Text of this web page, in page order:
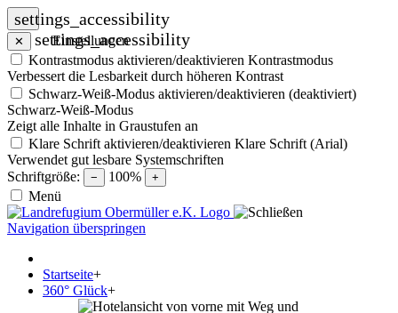
settings_accessibility
✕ settings_accessibility
Einstellungen
Kontrastmodus aktivieren/deaktivieren Kontrastmodus
Verbessert die Lesbarkeit durch höheren Kontrast
Schwarz-Weiß-Modus aktivieren/deaktivieren (deaktiviert)
Schwarz-Weiß-Modus
Zeigt alle Inhalte in Graustufen an
Klare Schrift aktivieren/deaktivieren Klare Schrift (Arial)
Verwendet gut lesbare Systemschriften
Schriftgröße:
− 100% +
Menü
Navigation überspringen
Startseite+
360° Glück+